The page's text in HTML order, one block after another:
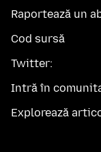
Raportează un
Cod sursă
Twitter:
Intră în
Explorează